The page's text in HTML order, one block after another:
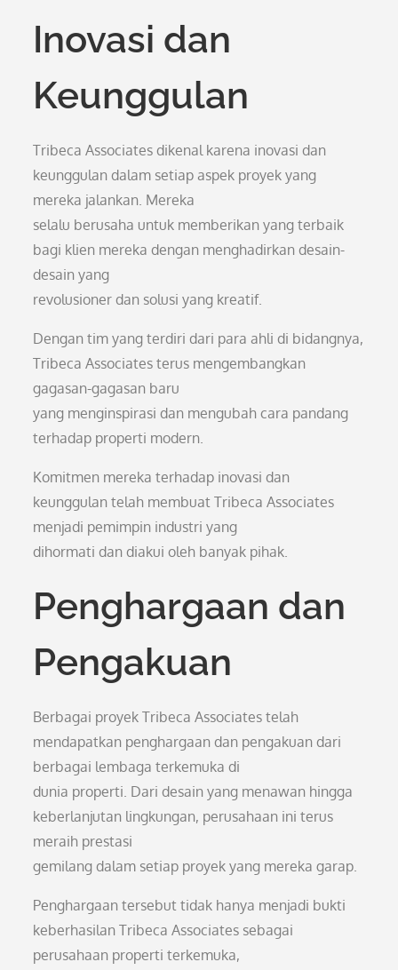
Inovasi dan
Keunggulan
Tribeca Associates dikenal karena inovasi dan
keunggulan dalam setiap aspek proyek yang
mereka jalankan. Mereka
selalu berusaha untuk memberikan yang terbaik
bagi klien mereka dengan menghadirkan desain-
desain yang
revolusioner dan solusi yang kreatif.
Dengan tim yang terdiri dari para ahli di bidangnya,
Tribeca Associates terus mengembangkan
gagasan-gagasan baru
yang menginspirasi dan mengubah cara pandang
terhadap properti modern.
Komitmen mereka terhadap inovasi dan
keunggulan telah membuat Tribeca Associates
menjadi pemimpin industri yang
dihormati dan diakui oleh banyak pihak.
Penghargaan dan
Pengakuan
Berbagai proyek Tribeca Associates telah
mendapatkan penghargaan dan pengakuan dari
berbagai lembaga terkemuka di
dunia properti. Dari desain yang menawan hingga
keberlanjutan lingkungan, perusahaan ini terus
meraih prestasi
gemilang dalam setiap proyek yang mereka garap.
Penghargaan tersebut tidak hanya menjadi bukti
keberhasilan Tribeca Associates sebagai
perusahaan properti terkemuka,